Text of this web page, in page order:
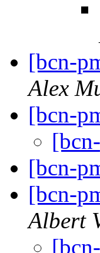
[bcn-
Alex
[bcn-
[bcn-
[bcn-
Albert